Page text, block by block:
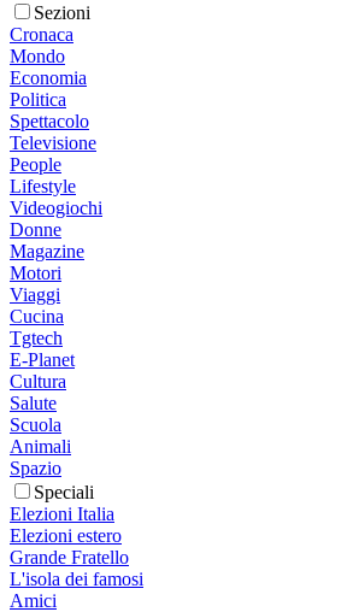
Sezioni
Cronaca
Mondo
Economia
Politica
Spettacolo
Televisione
People
Lifestyle
Videogiochi
Donne
Magazine
Motori
Viaggi
Cucina
Tgtech
E-Planet
Cultura
Salute
Scuola
Animali
Spazio
Speciali
Elezioni Italia
Elezioni estero
Grande Fratello
L'isola dei famosi
Amici